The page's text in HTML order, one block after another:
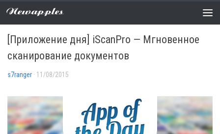
Newapples
ПРИЛОЖЕНИЕ ДНЯ 0 COMMENTS
[Приложение дня] iScanPro — Мгновенное
сканирование документов
s7ranger · 11/08/2015